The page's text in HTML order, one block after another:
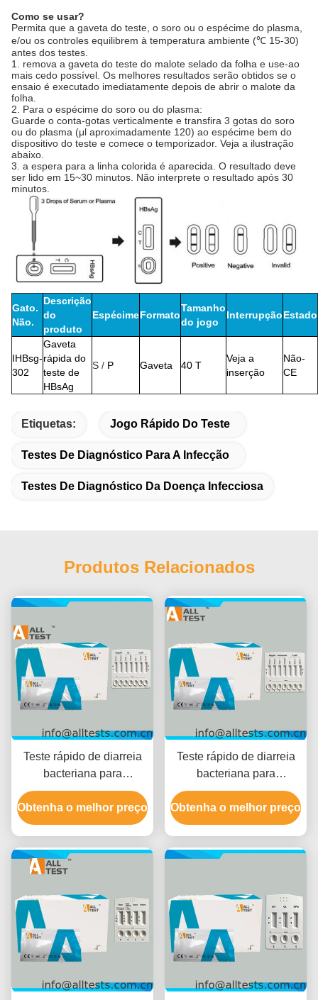
Como se usar?
Permita que a gaveta do teste, o soro ou o espécime do plasma,
e/ou os controles equilibrem à temperatura ambiente (℃ 15-30)
antes dos testes.
1. remova a gaveta do teste do malote selado da folha e use-ao
mais cedo possível. Os melhores resultados serão obtidos se o
ensaio é executado imediatamente depois de abrir o malote da
folha.
2. Para o espécime do soro ou do plasma:
Guarde o conta-gotas verticalmente e transfira 3 gotas do soro
ou do plasma (μl aproximadamente 120) ao espécime bem do
dispositivo do teste e comece o temporizador. Veja a ilustração
abaixo.
3. a espera para a linha colorida é aparecida. O resultado deve
ser lido em 15~30 minutos. Não interprete o resultado após 30
minutos.
Gato.
Não.
Descrição
do
produto
EspécimeFormato
Tamanho
do jogo
InterrupçãoEstado
IHBsg-
302
Gaveta
rápida do
teste de
HBsAg
S / P Gaveta 40 T
Veja a
inserção
Não-
CE
Etiquetas: Jogo Rápido Do Teste
Testes De Diagnóstico Para A Infecção
Testes De Diagnóstico Da Doença Infecciosa
Produtos Relacionados
Teste rápido de diarreia
bacteriana para
Shigella/Cholerae/C.diff
com tempo de leitura de
10 minutos, certificado
Obtenha o melhor preço
Teste rápido de diarreia
bacteriana para
Shigella/Salmonella/C.diff
com resultados rápidos
em 10 minutos, alta
interpretação visual
Obtenha o melhor preço